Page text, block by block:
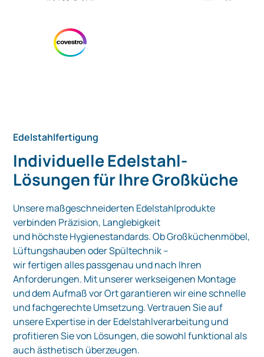
Edelstahlfertigung
Individuelle Edelstahl-
Lösungen für Ihre Großküche
Unsere maßgeschneiderten Edelstahlprodukte
verbinden Präzision, Langlebigkeit
und höchste Hygienestandards. Ob Großküchenmöbel,
Lüftungshauben oder Spültechnik –
wir fertigen alles passgenau und nach Ihren
Anforderungen. Mit unserer werkseigenen Montage
und dem Aufmaß vor Ort garantieren wir eine schnelle
und fachgerechte Umsetzung. Vertrauen Sie auf
unsere Expertise in der Edelstahlverarbeitung und
profitieren Sie von Lösungen, die sowohl funktional als
auch ästhetisch überzeugen.